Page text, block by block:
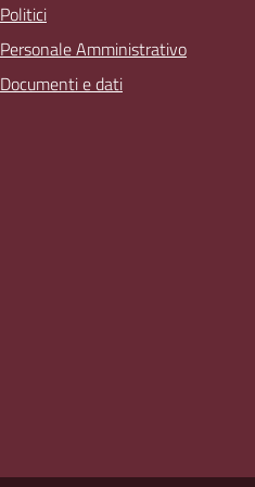
Politici
Personale Amministrativo
Documenti e dati